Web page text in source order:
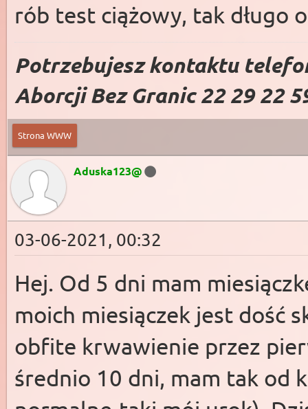
rób test ciążowy, tak długo
Potrzebujesz kontaktu
Aborcji Bez Granic 22 29 22
Strona WWW
Aduska123@
03-06-2021, 00:32
Hej. Od 5 dni mam
moich miesiączek jest dość
obfite krwawienie przez
średnio 10 dni, mam tak od